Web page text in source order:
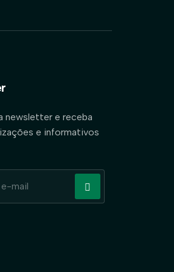
newsletter e receba
e informativos